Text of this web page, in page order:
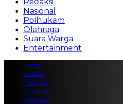
Nasional
Polhukam
Olahraga
Suara Warga
Entertainment
Home
Redaksi
Nasional
Polhukam
Olahraga